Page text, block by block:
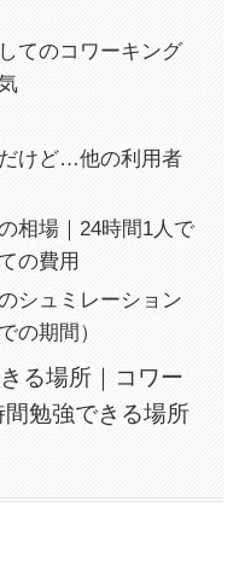
てのコワーキング
けど…他の利用者
相場｜24時間1人で
の費用
シュミレーション
の期間）
る場所｜コワー
勉強できる場所